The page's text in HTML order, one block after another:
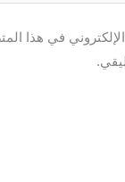
الإلكتروني في هذا